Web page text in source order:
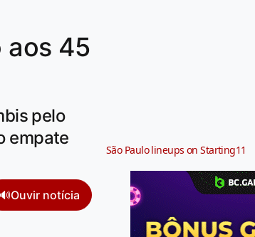
aos 45
pelo
empate
🔊Ouvir notícia
São Paulo lineups on Starting11